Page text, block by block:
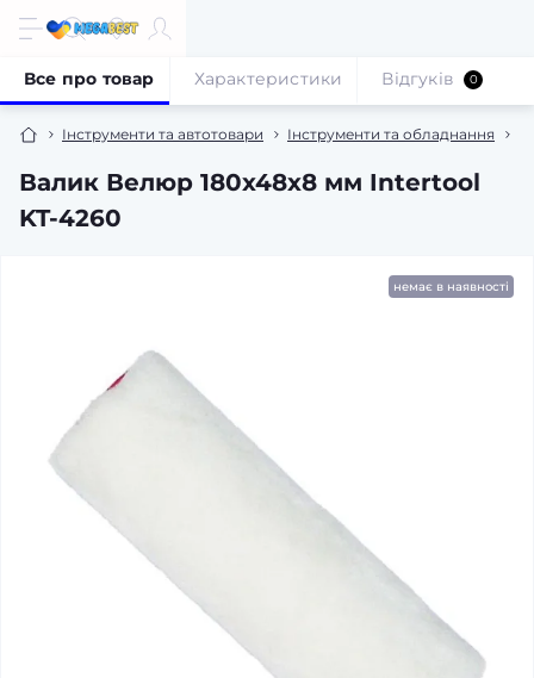
Інструменти та автотовари Інструменти та обладнання
Валик Велюр 180x48x8 мм Intertool
KT-4260
Все про товар Характеристики Відгуків 0
немає в наявності